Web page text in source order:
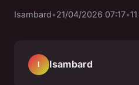
Isambard•21/04/2026 07:17•
I Isambard